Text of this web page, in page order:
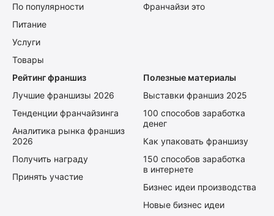
По популярности
Питание
Услуги
Товары
Франчайзи это
Рейтинг франшиз
Лучшие франшизы 2026
Тенденции франчайзинга
Аналитика рынка франшиз
2026
Получить награду
Принять участие
Полезные материалы
Выставки франшиз 2025
100 способов заработка
денег
Как упаковать франшизу
150 способов заработка
в интернете
Бизнес идеи производства
Новые бизнес идеи